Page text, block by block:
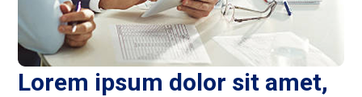
Lorem ipsum dolor sit amet,